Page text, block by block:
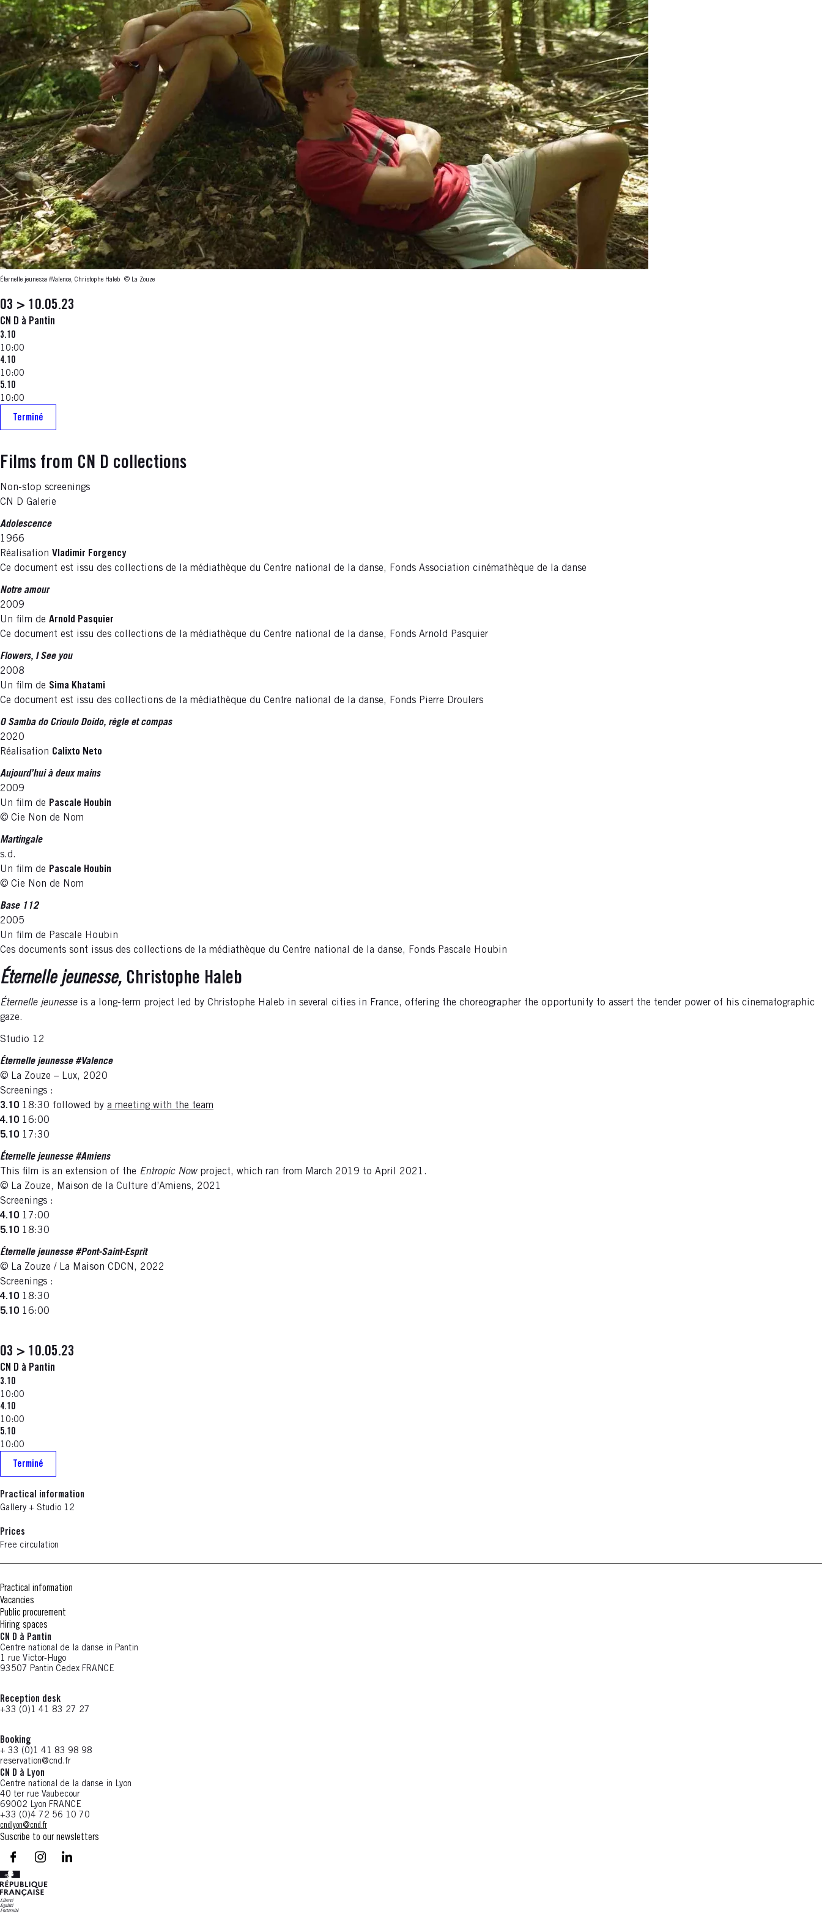
Éternelle jeunesse #Valence, Christophe Haleb © La Zouze
03 > 10.05.23
CN D à Pantin
3.10
10:00
4.10
10:00
5.10
10:00
Terminé
Films from CN D collections
Non-stop screenings
CN D Galerie
Adolescence
1966
Réalisation Vladimir Forgency
Ce document est issu des collections de la médiathèque du Centre national de la danse, Fonds Association cinémathèque de la danse
Notre amour
2009
Un film de Arnold Pasquier
Ce document est issu des collections de la médiathèque du Centre national de la danse, Fonds Arnold Pasquier
Flowers, I See you
2008
Un film de Sima Khatami
Ce document est issu des collections de la médiathèque du Centre national de la danse, Fonds Pierre Droulers
O Samba do Crioulo Doido, règle et compas
2020
Réalisation Calixto Neto
Aujourd’hui à deux mains
2009
Un film de Pascale Houbin
© Cie Non de Nom
Martingale
s.d.
Un film de Pascale Houbin
© Cie Non de Nom
Base 112
2005
Un film de Pascale Houbin
Ces documents sont issus des collections de la médiathèque du Centre national de la danse, Fonds Pascale Houbin
Éternelle jeunesse, Christophe Haleb
Éternelle jeunesseis a long-term project led by Christophe Haleb in several cities in France, offering the choreographer the opportunity to assert the tender power of his cinematographic
gaze.
Studio 12
Éternelle jeunesse #Valence
© La Zouze – Lux, 2020
Screenings :
3.10 18:30 followed by a meeting with the team
4.10 16:00
5.10 17:30
Éternelle jeunesse #Amiens
This film is an extension of the Entropic Nowproject, which ran from March 2019 to April 2021.
© La Zouze, Maison de la Culture d’Amiens, 2021
Screenings :
4.10 17:00
5.10 18:30
Éternelle jeunesse #Pont-Saint-Esprit
© La Zouze / La Maison CDCN, 2022
Screenings :
4.10 18:30
5.10 16:00
03 > 10.05.23
CN D à Pantin
3.10
10:00
4.10
10:00
5.10
10:00
Terminé
Practical information
Gallery + Studio 12
Prices
Free circulation
Practical information
Vacancies
Public procurement
Hiring spaces
CN D à Pantin
Centre national de la danse in Pantin
1 rue Victor-Hugo
93507 Pantin Cedex FRANCE
Reception desk
+33 (0)1 41 83 27 27
Booking
+ 33 (0)1 41 83 98 98
reservation@cnd.fr
CN D à Lyon
Centre national de la danse in Lyon
40 ter rue Vaubecour
69002 Lyon FRANCE
+33 (0)4 72 56 10 70
cndlyon@cnd.fr
Suscribe to our newsletters
facebook - CN D - Nouvelle fenêtre
instagram - CN D - Nouvelle fenêtre
LinkedIn - CN D - Nouvelle fenêtre